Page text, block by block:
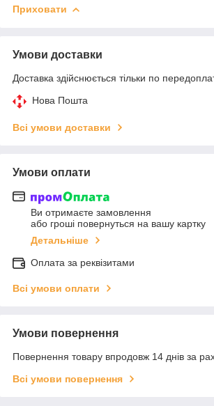
Приховати
Умови доставки
Доставка здійснюється тільки по
Нова Пошта
Всі умови доставки
Умови оплати
Ви отримаєте замовлення
або гроші повернуться на вашу картку
Детальніше
Оплата за реквізитами
Всі умови оплати
Умови повернення
Повернення товару впродовж 14 днів за
Всі умови повернення